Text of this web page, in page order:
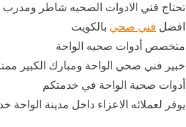
تحتاج فني الادوات الصحيه شاطر
افضل فني صحي بالكويت
متخصص أدوات صحيه الواحة
خبير فني صحي الواحة ومبارك الكبير
أدوات صحية الواحة في خدمتكم
يوفر لعملائه الاعزاء داخل مدينة الواحة